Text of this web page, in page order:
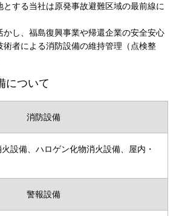
する当社は原発事故避難区域の最前線に
かし、福島復興事業や帰還企業の安全安心
術者による消防設備の維持管理（点検整
について
消防設備
設備、 ハロゲン化物消火設備、 屋内・
警報設備